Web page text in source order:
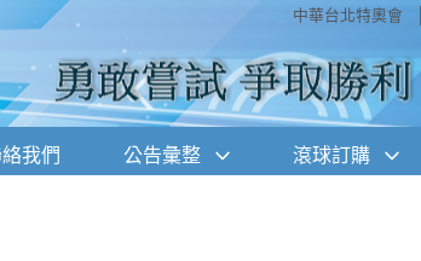
中華台北特奧會
我們 公告彙整 滾球訂購